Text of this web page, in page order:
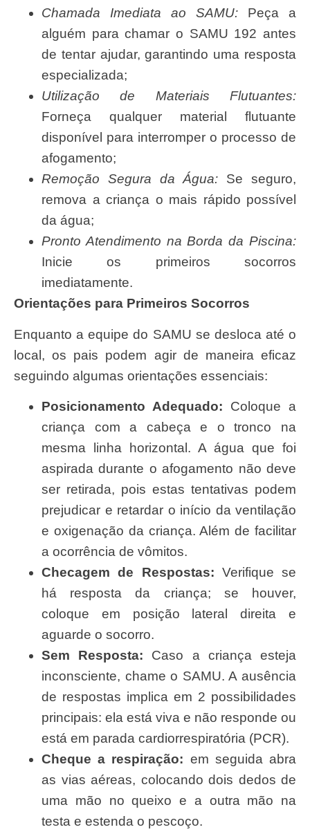
Chamada Imediata ao SAMU: Peça a
alguém para chamar o SAMU 192 antes
de tentar ajudar, garantindo uma resposta
especializada;
Utilização de Materiais Flutuantes:
Forneça qualquer material flutuante
disponível para interromper o processo de
afogamento;
Remoção Segura da Água: Se seguro,
remova a criança o mais rápido possível
da água;
Pronto Atendimento na Borda da Piscina:
Inicie os primeiros socorros
imediatamente.
Orientações para Primeiros Socorros
Enquanto a equipe do SAMU se desloca até o
local, os pais podem agir de maneira eficaz
seguindo algumas orientações essenciais:
Posicionamento Adequado: Coloque a
criança com a cabeça e o tronco na
mesma linha horizontal. A água que foi
aspirada durante o afogamento não deve
ser retirada, pois estas tentativas podem
prejudicar e retardar o início da ventilação
e oxigenação da criança. Além de facilitar
a ocorrência de vômitos.
Checagem de Respostas: Verifique se
há resposta da criança; se houver,
coloque em posição lateral direita e
aguarde o socorro.
Sem Resposta: Caso a criança esteja
inconsciente, chame o SAMU. A ausência
de respostas implica em 2 possibilidades
principais: ela está viva e não responde ou
está em parada cardiorrespiratória (PCR).
Cheque a respiração: em seguida abra
as vias aéreas, colocando dois dedos de
uma mão no queixo e a outra mão na
testa e estenda o pescoço.